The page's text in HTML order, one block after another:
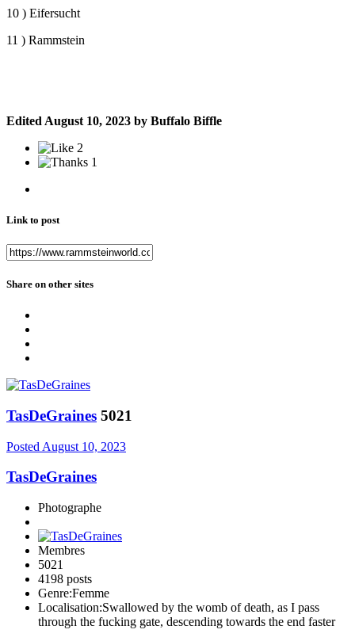
10 ) Eifersucht
11 ) Rammstein
Edited August 10, 2023 by Buffalo Biffle
2
1
Link to post
Share on other sites
TasDeGraines 5021
Posted August 10, 2023
TasDeGraines
Photographe
Membres
5021
4198 posts
Genre:Femme
Localisation:Swallowed by the womb of death, as I pass
through the fucking gate, descending towards the end faster